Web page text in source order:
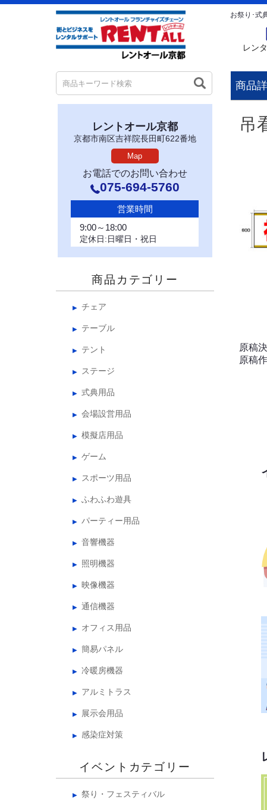
お祭り･式
レン
レントオール京都
京都市南区吉祥院長田町622番地
Map
お電話でのお問い合わせ
075-694-5760
営業時間
9:00～18:00
定休日:日曜日・祝日
商品カテゴリー
チェア
テーブル
テント
ステージ
式典用品
会場設営用品
模擬店用品
ゲーム
スポーツ用品
ふわふわ遊具
パーティー用品
音響機器
照明機器
映像機器
通信機器
オフィス用品
簡易パネル
冷暖房機器
アルミトラス
展示会用品
感染症対策
イベントカテゴリー
祭り・フェスティバル
商品
吊
原稿
原稿